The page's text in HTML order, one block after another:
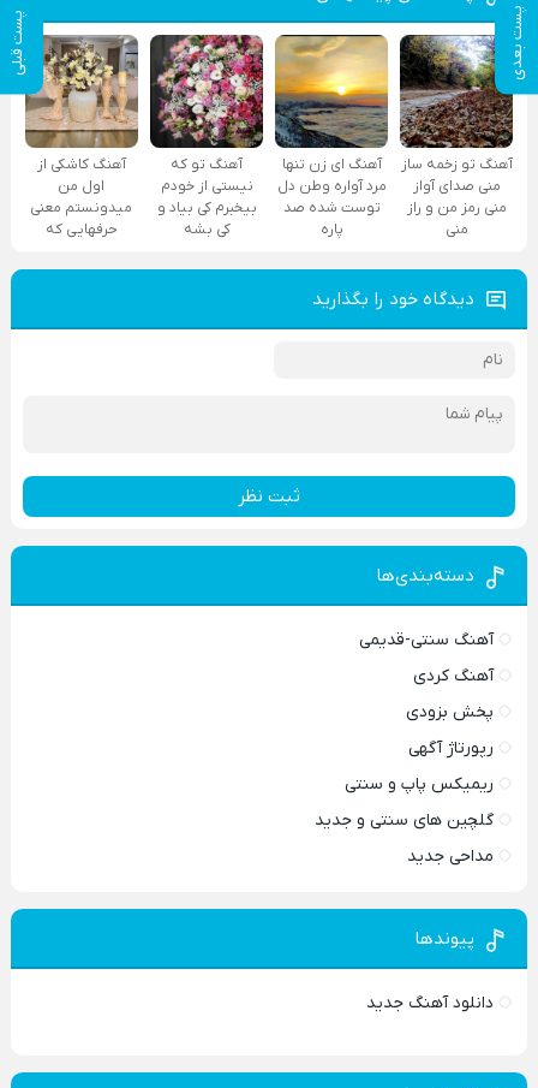
پست بعدی پست قبلی
آهنگ تو زخمه ساز
منی صدای آواز
منی رمز من و راز
منی
آهنگ ای زن تنها
مرد آواره وطن دل
توست شده صد
پاره
آهنگ تو که
نیستی از خودم
بیخبرم کی بیاد و
کی بشه
آهنگ کاشکی از
اول من
میدونستم معنی
حرفهایی که
دیدگاه خود را بگذارید
ثبت نظر
دسته‌بندی‌ها
آهنگ سنتی-قدیمی
آهنگ کردی
پخش بزودی
رپورتاژ آگهی
ریمیکس پاپ و سنتی
گلچین های سنتی و جدید
مداحی جدید
پیوندها
دانلود آهنگ جدید